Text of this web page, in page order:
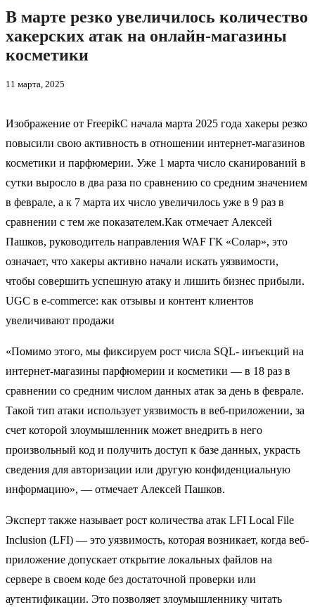
В марте резко увеличилось количество
хакерских атак на онлайн-магазины
косметики
11 марта, 2025
Изображение от FreepikС начала марта 2025 года хакеры резко
повысили свою активность в отношении интернет-магазинов
косметики и парфюмерии. Уже 1 марта число сканирований в
сутки выросло в два раза по сравнению со средним значением
в феврале, а к 7 марта их число увеличилось уже в 9 раз в
сравнении с тем же показателем.Как отмечает Алексей
Пашков, руководитель направления WAF ГК «Солар», это
означает, что хакеры активно начали искать уязвимости,
чтобы совершить успешную атаку и лишить бизнес прибыли.
UGC в e-commerce: как отзывы и контент клиентов
увеличивают продажи
«Помимо этого, мы фиксируем рост числа SQL- инъекций на
интернет-магазины парфюмерии и косметики — в 18 раз в
сравнении со средним числом данных атак за день в феврале.
Такой тип атаки использует уязвимость в веб-приложении, за
счет которой злоумышленник может внедрить в него
произвольный код и получить доступ к базе данных, украсть
сведения для авторизации или другую конфиденциальную
информацию», — отмечает Алексей Пашков.
Эксперт также называет рост количества атак LFI Local File
Inclusion (LFI) — это уязвимость, которая возникает, когда веб-
приложение допускает открытие локальных файлов на
сервере в своем коде без достаточной проверки или
аутентификации. Это позволяет злоумышленнику читать